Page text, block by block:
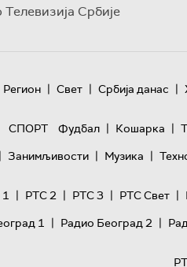
Србије
Регион | Свет | Србија данас |
СПОРТ
Фудбал | Кошарка |
| Занимљивости | Музика |
| РТС 2 | РТС 3 | РТС Свет |
1 | Радио Београд 2 |